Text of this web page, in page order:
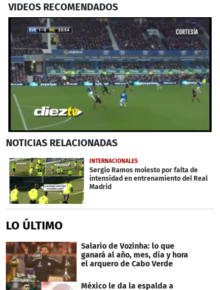
VIDEOS RECOMENDADOS
seconds
43
seconds
NOTICIAS RELACIONADAS
INTERNACIONALES
Sergio Ramos molesto por falta de
intensidad en entrenamiento del Real
Madrid
LO ÚLTIMO
Salario de Vozinha: lo que
ganará al año, mes, día y hora
el arquero de Cabo Verde
México le da la espalda a